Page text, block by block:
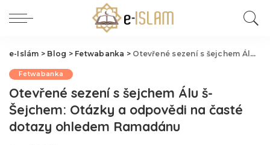
e-Islám > Blog > Fetwabanka > Otevřené sezení s šejchem Álu š-Šejchem: Otázky a odpovědi na časté dotazy ohledem Ramadánu
Fetwabanka
Otevřené sezení s šejchem Álu š-
Šejchem: Otázky a odpovědi na časté
dotazy ohledem Ramadánu